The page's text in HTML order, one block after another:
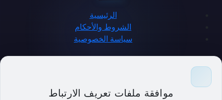
موافقة ملفات تعريف الارتباط
الرئيسية
الشروط والأحكام
سياسة الخصوصية